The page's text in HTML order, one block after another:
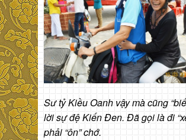
Sư tỷ Kiều Oanh vậy mà cũng
lời sự đệ Kiến Đen. Đã gọi là đi
phải “ôn” chớ.